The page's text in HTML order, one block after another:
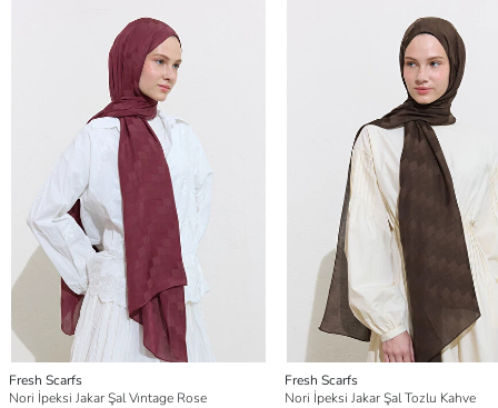
Fresh Scarfs
Nori İpeksi Jakar Şal Vıntage Rose
Fresh Scarfs
Nori İpeksi Jakar Şal Tozlu Kahve